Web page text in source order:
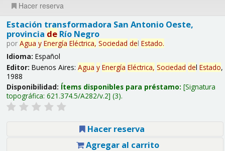
Hacer reserva
Estación transformadora San Antonio Oeste,
provincia deRío Negro
por Agua y Energía Eléctrica, Sociedad del Estado.
Idioma: Español
Editor: Buenos Aires: Agua y Energía Eléctrica, Sociedad del Estado,
1988
Disponibilidad: Ítems disponibles para préstamo: Signatura
topográfica: 621.374.5/A282/v.2 (3).
Hacer reserva
Agregar al carrito